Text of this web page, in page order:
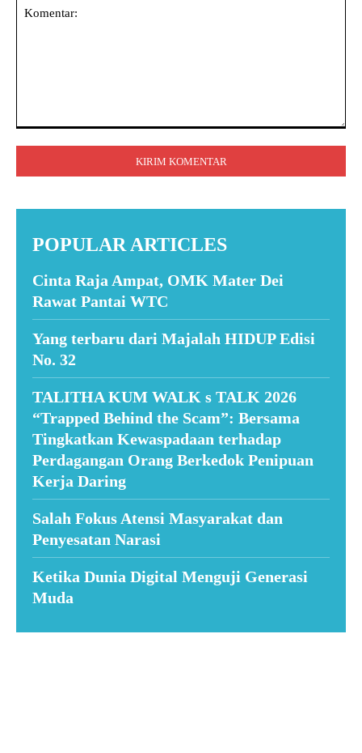
POPULAR ARTICLES
Cinta Raja Ampat, OMK Mater Dei
Rawat Pantai WTC
Yang terbaru dari Majalah HIDUP Edisi
No. 32
TALITHA KUM WALK s TALK 2026
“Trapped Behind the Scam”: Bersama
Tingkatkan Kewaspadaan terhadap
Perdagangan Orang Berkedok Penipuan
Kerja Daring
Salah Fokus Atensi Masyarakat dan
Penyesatan Narasi
Ketika Dunia Digital Menguji Generasi
Muda